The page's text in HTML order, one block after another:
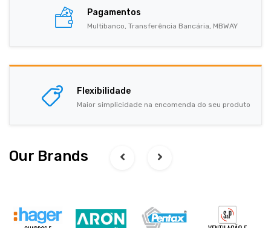
Pagamentos
Multibanco, Transferência Bancária, MBWAY
Flexibilidade
Maior simplicidade na encomenda do seu produto
Our Brands